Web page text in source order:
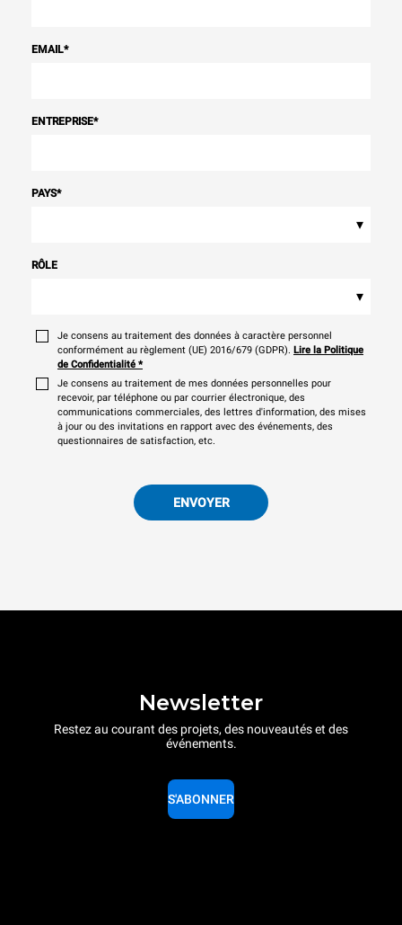
EMAIL*
ENTREPRISE*
PAYS*
▾
RÔLE
▾
Je consens au traitement des données à caractère personnel
conformément au règlement (UE) 2016/679 (GDPR). Lire la Politique
de Confidentialité *
Je consens au traitement de mes données personnelles pour
recevoir, par téléphone ou par courrier électronique, des
communications commerciales, des lettres d'information, des mises
à jour ou des invitations en rapport avec des événements, des
questionnaires de satisfaction, etc.
ENVOYER
Newsletter
Restez au courant des projets, des nouveautés et des
événements.
S'ABONNER